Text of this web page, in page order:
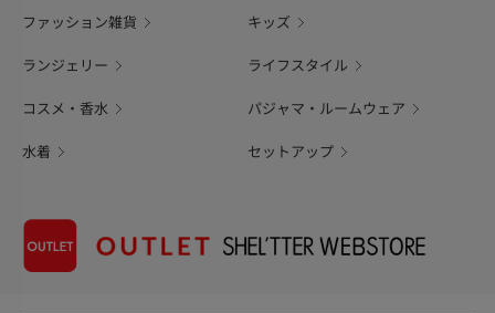
ファッション雑貨 キッズ
ランジェリー ライフスタイル
コスメ・香水 パジャマ・ルームウェア
水着 セットアップ